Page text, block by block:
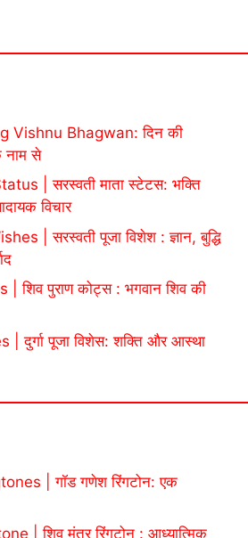
Vishnu Bhagwan: दिन की
नाम से
| सरस्वती माता स्टेटस: भक्ति
विचार
| सरस्वती पूजा विशेश : ज्ञान, बुद्धि
शिव पुराण कोट्स : भगवान शिव की
दुर्गा पूजा विशेस: शक्ति और आस्था
| गॉड गणेश रिंगटोन: एक
| शिव मंत्र रिंगटोन : आध्यात्मिक